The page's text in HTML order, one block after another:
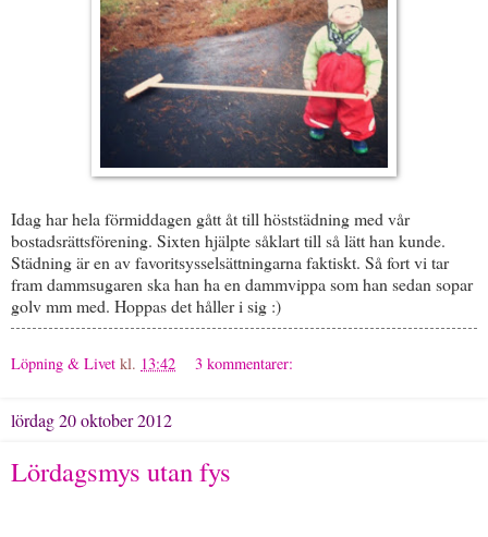
Idag har hela förmiddagen gått åt till höststädning med vår
bostadsrättsförening. Sixten hjälpte såklart till så lätt han kunde.
Städning är en av favoritsysselsättningarna faktiskt. Så fort vi tar
fram dammsugaren ska han ha en dammvippa som han sedan sopar
golv mm med. Hoppas det håller i sig :)
Löpning & Livet kl. 13:42 3 kommentarer:
lördag 20 oktober 2012
Lördagsmys utan fys